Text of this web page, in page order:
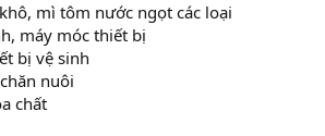
mì tôm nước ngọt các loại
máy móc thiết bị
bị vệ sinh
nuôi
chất